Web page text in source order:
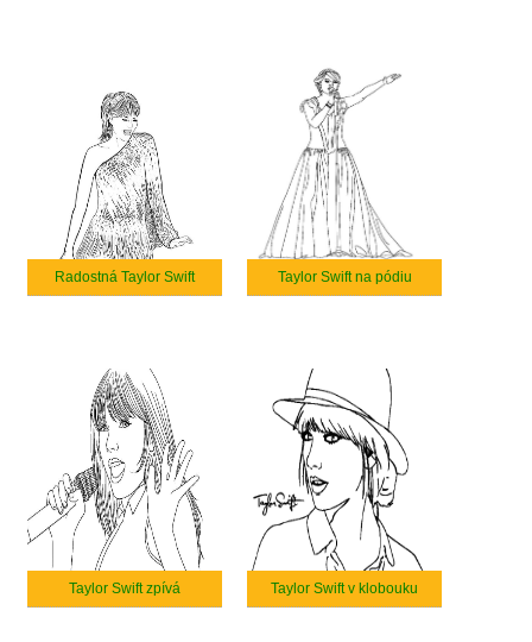
Radostná Taylor Swift Taylor Swift na pódiu
Taylor Swift zpívá Taylor Swift v klobouku